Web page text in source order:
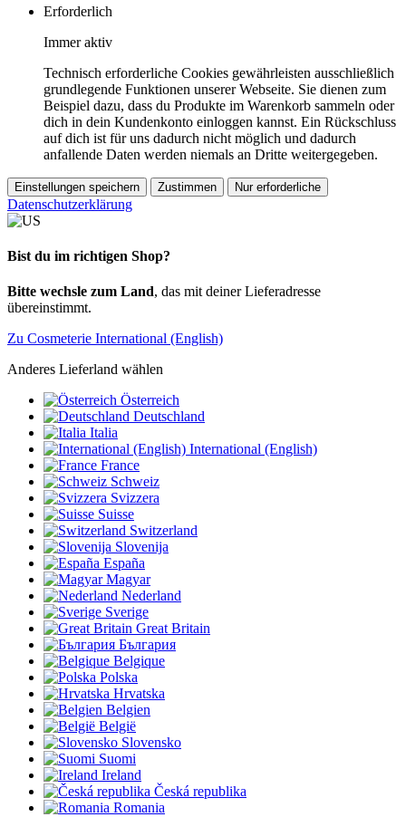
Erforderlich
Immer aktiv
Technisch erforderliche Cookies gewährleisten ausschließlich
grundlegende Funktionen unserer Webseite. Sie dienen zum
Beispiel dazu, dass du Produkte im Warenkorb sammeln oder
dich in dein Kundenkonto einloggen kannst. Ein Rückschluss
auf dich ist für uns dadurch nicht möglich und dadurch
anfallende Daten werden niemals an Dritte weitergegeben.
Einstellungen speichern Zustimmen Nur erforderliche
Datenschutzerklärung
Bist du im richtigen Shop?
Bitte wechsle zum Land, das mit deiner Lieferadresse
übereinstimmt.
Zu Cosmeterie International (English)
Anderes Lieferland wählen
Österreich
Deutschland
Italia
International (English)
France
Schweiz
Svizzera
Suisse
Switzerland
Slovenija
España
Magyar
Nederland
Sverige
Great Britain
България
Belgique
Polska
Hrvatska
Belgien
België
Slovensko
Suomi
Ireland
Česká republika
Romania